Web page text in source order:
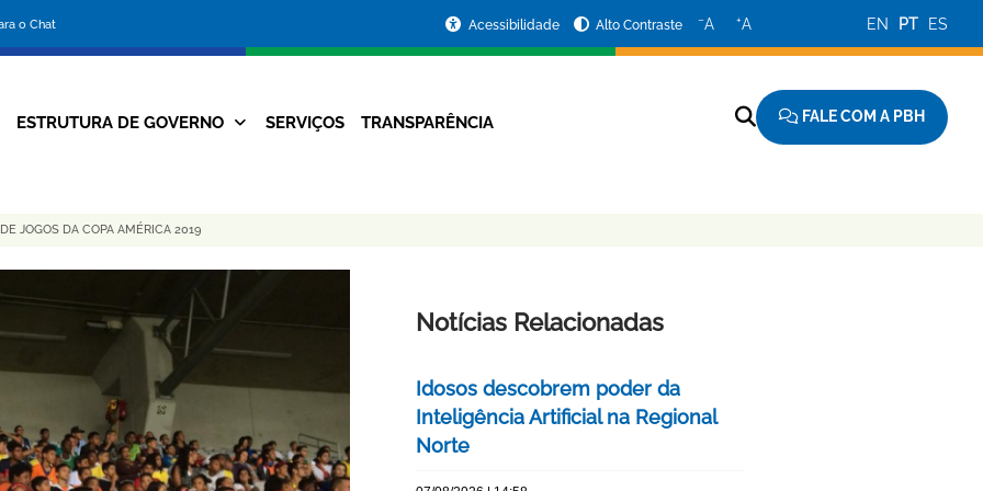
o Chat
da
Prefeitura
Acessibilidade Alto Contraste −A +A EN PT ES
Navegação
ESTRUTURA DE GOVERNO SERVIÇOS TRANSPARÊNCIA FALE COM A PBH
JOGOS DA COPA AMÉRICA 2019
Notícias Relacionadas
Idosos descobrem poder da
Inteligência Artificial na Regional
Norte